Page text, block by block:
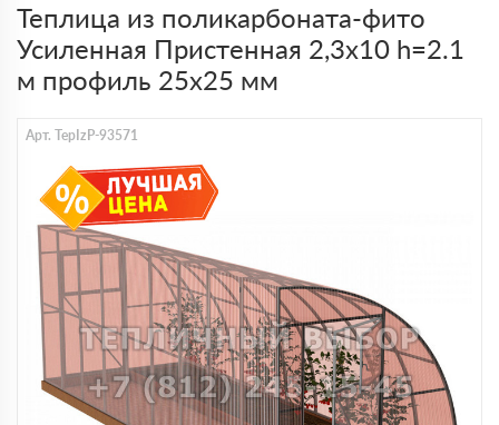
Теплица из поликарбоната-фито
Усиленная Пристенная 2,3х10 h=2.1
м профиль 25х25 мм
Арт. TepIzP-93571